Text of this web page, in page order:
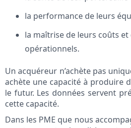
la performance de leurs
la maîtrise de leurs coûts et
opérationnels.
Un acquéreur n’achète pas
achète une capacité à produire
le futur. Les données servent
cette capacité.
Dans les PME que nous